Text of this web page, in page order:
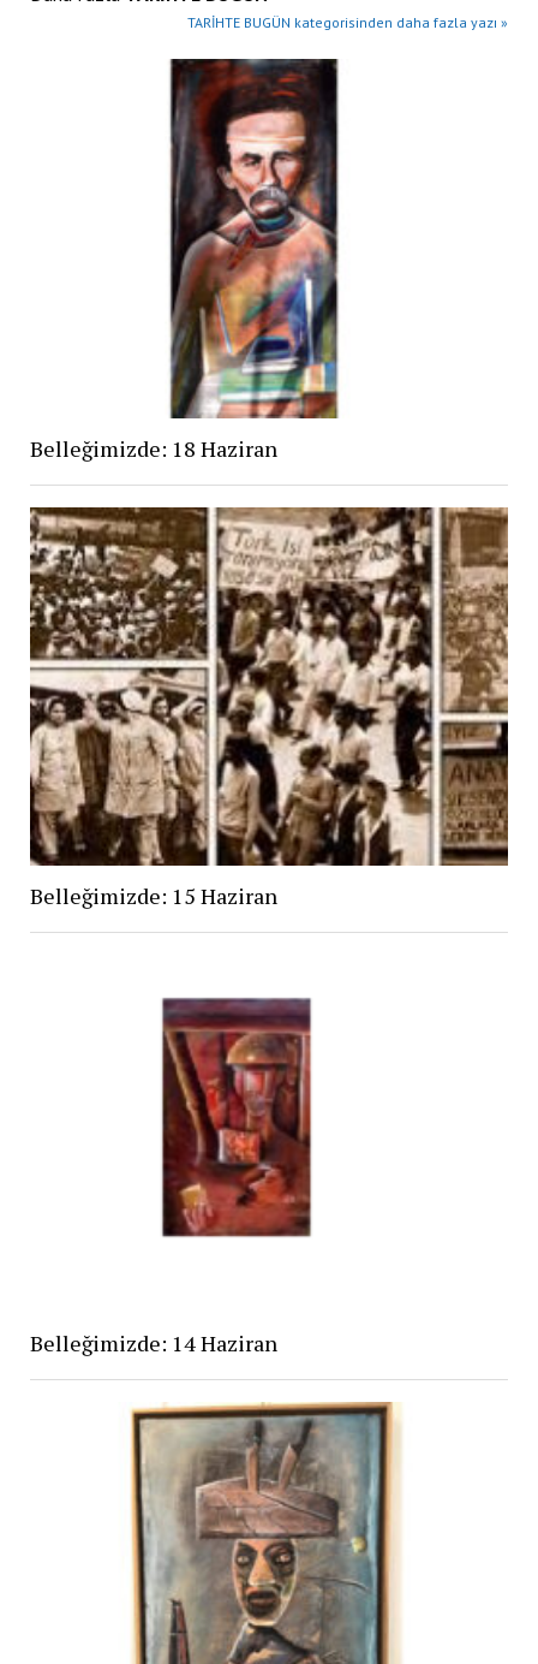
TARİHTE BUGÜN kategorisinden daha fazla yazı »
Belleğimizde: 18 Haziran
Belleğimizde: 15 Haziran
Belleğimizde: 14 Haziran